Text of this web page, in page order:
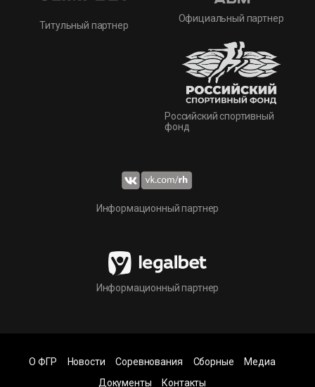
Титульный партнер
Официальный партнер
Российский спортивный
фонд
Информационный партнер
Информационный партнер
О ФГР Новости Соревнования Сборные
Медиа
Документы
Контакты